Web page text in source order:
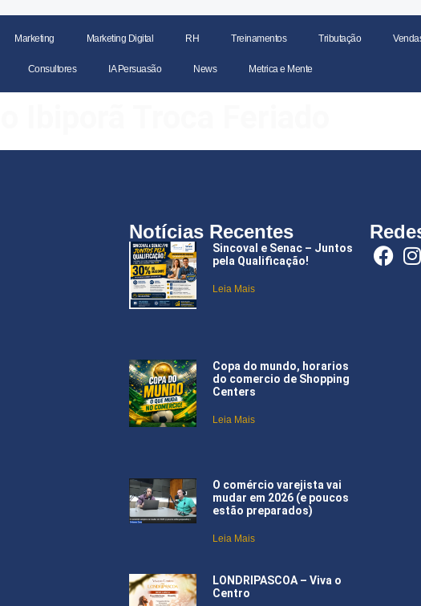
Marketing Marketing Digital RH Treinamentos Tributação
Consultores IA Persuasão News Metrica e Mente
Notícias Recentes
Sincoval e Senac – Juntos
pela Qualificação!
Leia Mais
Copa do mundo, horarios
do comercio de Shopping
Centers
Leia Mais
O comércio varejista vai
mudar em 2026 (e poucos
estão preparados)
Leia Mais
LONDRIPASCOA – Viva o
Centro